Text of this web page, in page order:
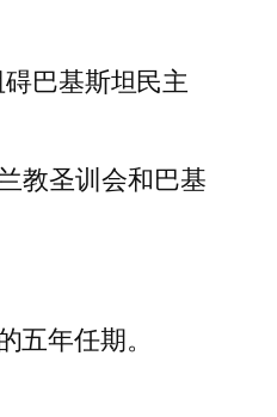
巴基斯坦民主
教圣训会和巴基
五年任期。